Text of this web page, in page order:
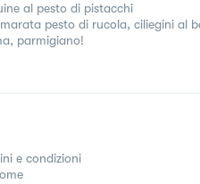
al pesto di pistacchi
pesto di rucola, ciliegini al
parmigiano!
e condizioni